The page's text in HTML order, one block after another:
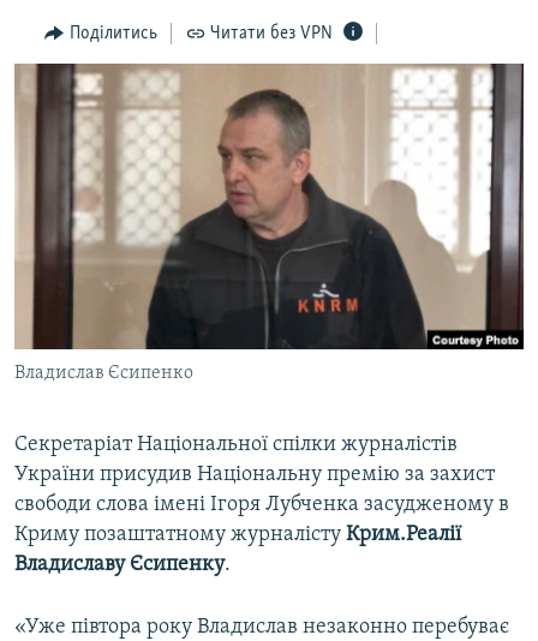
пошукуІНТЕРВ'Ю
ВСЕ ЗА ДЕНЬ
СПЕЦПРОЕКТИ
ДЕПОРТАЦІЯ
ВІДЕОУРОКИ «ELIFBE»
СВІДЧЕННЯ ОКУПАЦІЇ
УКРАЇНСЬКА ПРОБЛЕМА КРИМУ
ЯК ОБІЙТИ БЛОКУВАННЯ
Русский
Qırımtatar
Усі сайти RFE/RL
Поділитись Читати без VPN
Владислав Єсипенко
Секретаріат Національної спілки журналістів
України присудив Національну премію за захист
свободи слова імені Ігоря Лубченка засудженому в
Криму позаштатному журналісту Крим.Реалії
Владиславу Єсипенку.
«Уже півтора року Владислав незаконно перебуває